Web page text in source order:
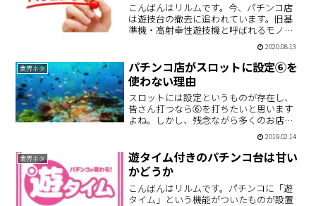
こんばんはリルムです。今、パチンコ店
は遊技台の撤去に追われています。旧基
準機・高射幸性遊技機と呼ばれるモノを
毎月すこしずつ撤去しなければならない
のです。パチンコであれば「CR機」スロ
ットであれば「沖ドキ！やゴッド凱旋」
などそれぞれ撤去台のリ…
2020.08.13
業界ネタ
パチンコ店がスロットに設定⑥を
使わない理由
スロットには設定というものが存在し、
皆さん打つなら⑥を打ちたいと思います
よね。しかし、残念ながら多くのお店が
⑥を使いません。「この店⑥使わねーじ
ゃん！だから過疎ってんだよ！」という
意見を聞いてもなお、⑥を入れません。
今回はその理由について書…
2019.02.14
業界ネタ
遊タイム付きのパチンコ台は甘い
かどうか
こんばんはリルムです。パチンコに「遊
タイム」という機能がついたものが設置